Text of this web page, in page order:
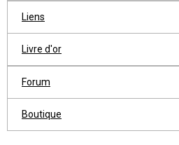
Liens
Livre d'or
Forum
Boutique